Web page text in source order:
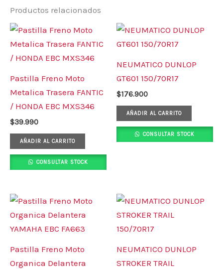
Productos relacionados
Pastilla Freno Moto
Metalica Trasera FANTIC
/ HONDA EBC MXS346
$39.990
AÑADIR AL CARRITO
CONSULTAR STOCK
NEUMATICO DUNLOP
GT601 150/70R17
$176.900
AÑADIR AL CARRITO
CONSULTAR STOCK
Pastilla Freno Moto
Organica Delantera
NEUMATICO DUNLOP
STROKER TRAIL